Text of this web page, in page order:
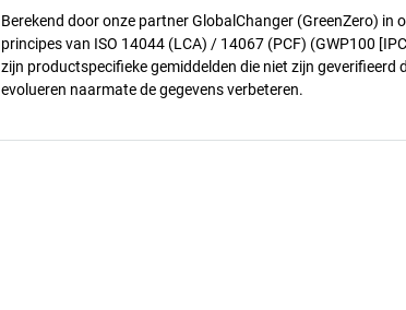
Berekend door onze partner GlobalChanger (GreenZero) in
principes van ISO 14044 (LCA) / 14067 (PCF) (GWP100
zijn productspecifieke gemiddelden die niet zijn geverifieerd
evolueren naarmate de gegevens verbeteren.